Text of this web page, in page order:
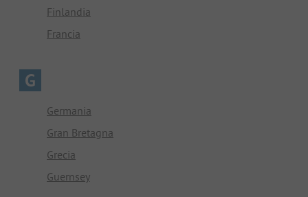
Finlandia
Francia
G
Germania
Gran Bretagna
Grecia
Guernsey